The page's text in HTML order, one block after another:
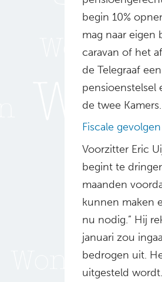
begin 10%
mag naar eigen
caravan of het
de Telegraaf
pensioenstelsel
de twee Kamers.
Fiscale gevolgen
Voorzitter Eric
begint te
maanden
kunnen maken
nu nodig.” Hij
januari zou
bedrogen uit.
uitgesteld